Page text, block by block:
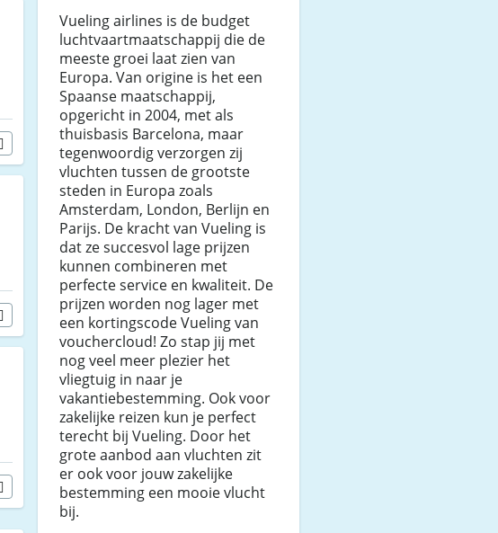
Vueling airlines is de budget
luchtvaartmaatschappij die de
meeste groei laat zien van
Europa. Van origine is het een
Spaanse maatschappij,
opgericht in 2004, met als
thuisbasis Barcelona, maar
tegenwoordig verzorgen zij
vluchten tussen de grootste
steden in Europa zoals
Amsterdam, London, Berlijn en
Parijs. De kracht van Vueling is
dat ze succesvol lage prijzen
kunnen combineren met
perfecte service en kwaliteit. De
prijzen worden nog lager met
een kortingscode Vueling van
vouchercloud! Zo stap jij met
nog veel meer plezier het
vliegtuig in naar je
vakantiebestemming. Ook voor
zakelijke reizen kun je perfect
terecht bij Vueling. Door het
grote aanbod aan vluchten zit
er ook voor jouw zakelijke
bestemming een mooie vlucht
bij.